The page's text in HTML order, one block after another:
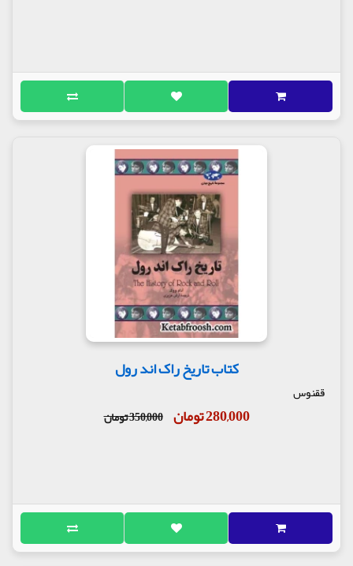
کتاب تاریخ راک اند رول
ققنوس
280,000 تومان 350,000 تومان